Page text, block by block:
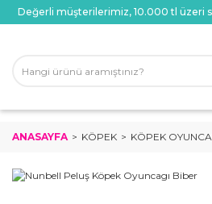
Değerli müşterilerimiz, 10.000 tl üzeri
ANASAYFA KÖPEK KÖPEK